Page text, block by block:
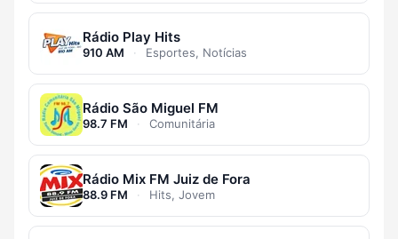
Rádio Play Hits
910 AM · Esportes, Notícias
Rádio São Miguel FM
98.7 FM · Comunitária
Rádio Mix FM Juiz de Fora
88.9 FM · Hits, Jovem